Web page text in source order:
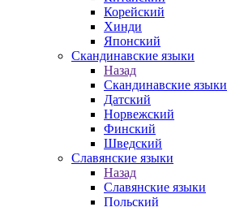
Корейский
Хинди
Японский
Скандинавские языки
Назад
Скандинавские языки
Датский
Норвежский
Финский
Шведский
Славянские языки
Назад
Славянские языки
Польский